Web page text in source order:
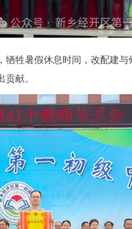
牲暑假休息时间，改配建与
献。